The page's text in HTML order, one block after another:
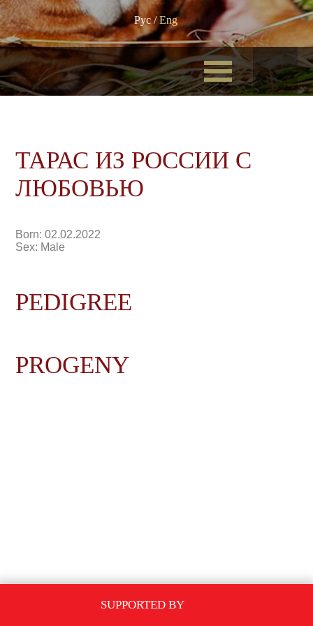
Рус/Eng
ТАРАС ИЗ РОССИИ С
ЛЮБОВЬЮ
Born: 02.02.2022
Sex: Male
PEDIGREE
PROGENY
SUPPORTED BY